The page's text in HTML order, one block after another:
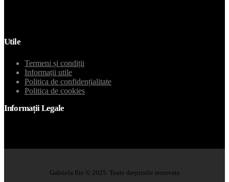
Utile
Termeni și condiții
Informații utile
Politica de confidențialitate
Politica de cookies
Informații Legale
Gabriela Ilie © 2025. Toate drepturile rezervate